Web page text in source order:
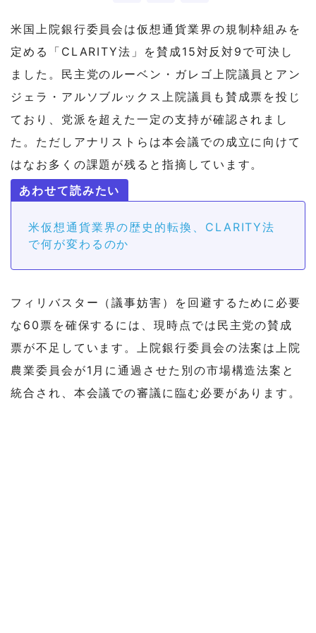
米国上院銀行委員会は仮想通貨業界の規制枠組みを
定める「CLARITY法」を賛成15対反対9で可決し
ました。民主党のルーベン・ガレゴ上院議員とアン
ジェラ・アルソブルックス上院議員も賛成票を投じ
ており、党派を超えた一定の支持が確認されまし
た。ただしアナリストらは本会議での成立に向けて
はなお多くの課題が残ると指摘しています。
米仮想通貨業界の歴史的転換、CLARITY法
で何が変わるのか
フィリバスター（議事妨害）を回避するために必要
な60票を確保するには、現時点では民主党の賛成
票が不足しています。上院銀行委員会の法案は上院
農業委員会が1月に通過させた別の市場構造法案と
統合され、本会議での審議に臨む必要があります。